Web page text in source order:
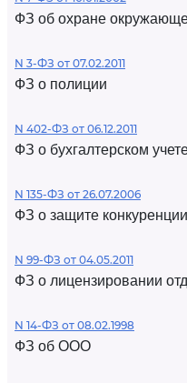
ФЗ об охране
N 3-ФЗ от 07.02.2011
ФЗ о полиции
N 402-ФЗ от 06.12.2011
ФЗ о бухгалтерском
N 135-ФЗ от 26.07.2006
ФЗ о защите конкуренции
N 99-ФЗ от 04.05.2011
ФЗ о лицензировании
N 14-ФЗ от 08.02.1998
ФЗ об ООО